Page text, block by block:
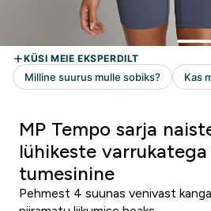
MP Tempo sarja
lühikeste
tumesinine
Pehmest 4 suunas venivast